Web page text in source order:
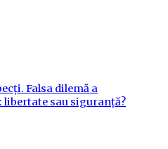
Falsa dilemă a
sau siguranță?